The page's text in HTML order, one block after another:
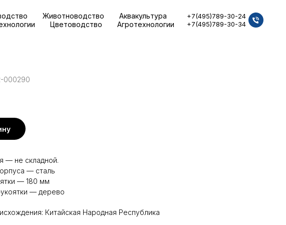
Животноводство
Аквакультура
Цветоводство Агротехнологии
+7(495)789-30-24
+7(495)789-30-34
000290
— не складной.
— сталь
— 180 мм
— дерево
Китайская Народная Республика